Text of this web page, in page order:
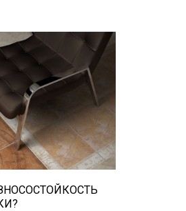
важно
и размер, но и
Как же
плитки и
расскажем.